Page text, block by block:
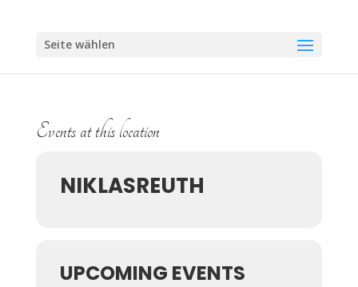
Seite wählen
Events at this location
NIKLASREUTH
UPCOMING EVENTS